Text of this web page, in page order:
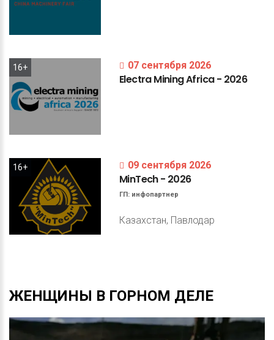
16+ 07 сентября 2026
ElectraMiningAfrica- 2026
16+ 09 сентября 2026
MinTech- 2026
ГП: инфопартнер
Казахстан, Павлодар
ЖЕНЩИНЫ В ГОРНОМ ДЕЛЕ